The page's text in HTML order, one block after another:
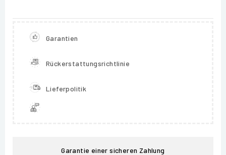
Garantien
Rückerstattungsrichtlinie
Lieferpolitik
Garantie einer sicheren Zahlung